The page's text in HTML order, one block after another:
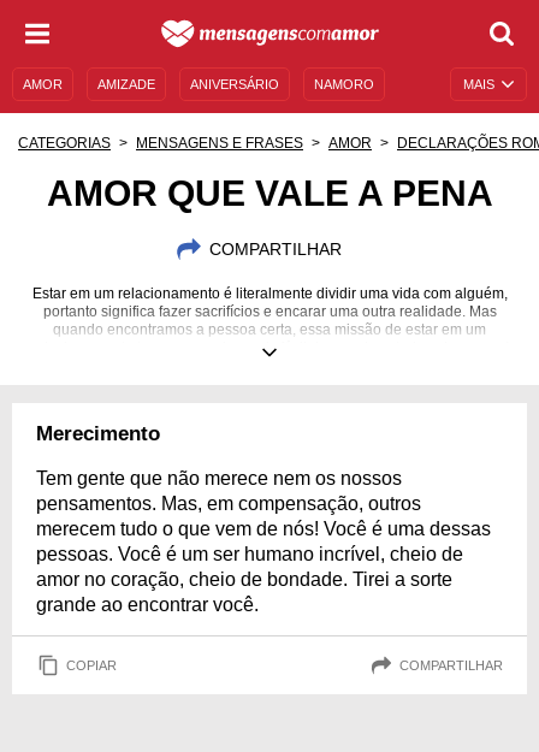
MAIS
AMOR AMIZADE ANIVERSÁRIO NAMORO
CATEGORIAS MENSAGENS E FRASES AMOR DECLARAÇÕES
AMOR QUE VALE A PENA
COMPARTILHAR
Estar em um relacionamento é literalmente dividir uma vida com alguém,
portanto significa fazer sacrifícios e encarar uma outra realidade. Mas
quando encontramos a pessoa certa, essa missão de estar em um
relacionamento torna-se a coisa mais fácil do mundo, e tudo vale a pena!
Merecimento
Tem gente que não merece nem os nossos
pensamentos. Mas, em compensação, outros
merecem tudo o que vem de nós! Você é uma dessas
pessoas. Você é um ser humano incrível, cheio de
amor no coração, cheio de bondade. Tirei a sorte
grande ao encontrar você.
COPIAR COMPARTILHAR